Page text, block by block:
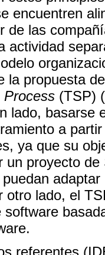
encuentren
de las
actividad
la propuesta
Process (TSP)
lado, basarse
a
ya que su
un proyecto
otro lado, el
software